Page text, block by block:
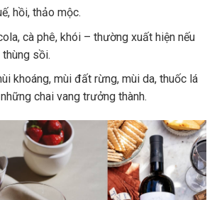
hồi, thảo mộc.
cà phê, khói – thường xuất hiện nếu
sồi.
khoáng, mùi đất rừng, mùi da, thuốc lá
chai vang trưởng thành.